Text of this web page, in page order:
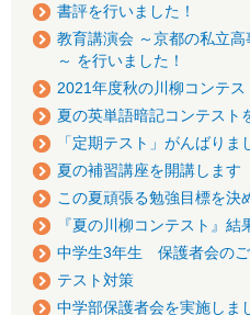
書評を行いました！
教育講演会 ～京都の私立
～ を行いました！
2021年度秋の川柳コンテス
夏の英単語暗記コンテスト
「定期テスト」がんばりま
夏の補習講座を開講します
この夏頑張る勉強目標を決
『夏の川柳コンテスト』結
中学生3年生 保護者会の
テスト対策
中学部保護者会を実施しま